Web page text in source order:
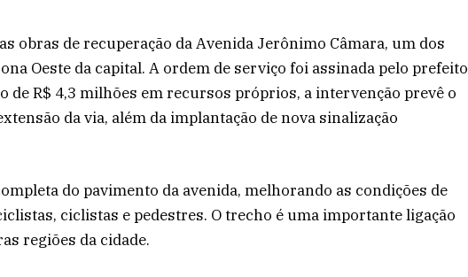
obras de recuperação da Avenida Jerônimo Câmara, um dos
Oeste da capital. A ordem de serviço foi assinada pelo prefeito
de R$ 4,3 milhões em recursos próprios, a intervenção prevê o
da via, além da implantação de nova sinalização
do pavimento da avenida, melhorando as condições de
ciclistas e pedestres. O trecho é uma importante ligação
regiões da cidade.